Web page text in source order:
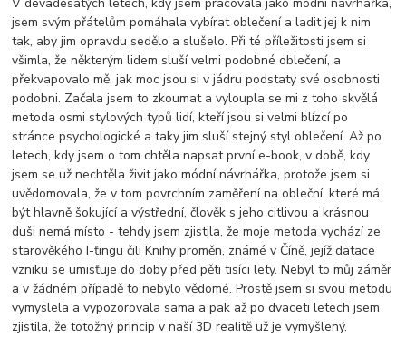
jsem svým přátelům pomáhala vybírat oblečení a ladit jej k nim
tak, aby jim opravdu sedělo a slušelo. Při té příležitosti jsem si
všimla, že některým lidem sluší velmi podobné oblečení, a
překvapovalo mě, jak moc jsou si v jádru podstaty své osobnosti
podobni. Začala jsem to zkoumat a vyloupla se mi z toho skvělá
metoda osmi stylových typů lidí, kteří jsou si velmi blízcí po
stránce psychologické a taky jim sluší stejný styl oblečení. Až po
letech, kdy jsem o tom chtěla napsat první e-book, v době, kdy
jsem se už nechtěla živit jako módní návrhářka, protože jsem si
uvědomovala, že v tom povrchním zaměření na obleční, které má
být hlavně šokující a výstřední, člověk s jeho citlivou a krásnou
duši nemá místo - tehdy jsem zjistila, že moje metoda vychází ze
starověkého I-ťingu čili Knihy proměn, známé v Číně, jejíž datace
vzniku se umisťuje do doby před pěti tisíci lety. Nebyl to můj záměr
a v žádném případě to nebylo vědomé. Prostě jsem si svou metodu
vymyslela a vypozorovala sama a pak až po dvaceti letech jsem
zjistila, že totožný princip v naší 3D realitě už je vymyšlený.